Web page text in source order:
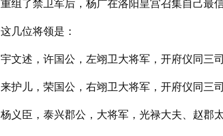
重组了禁卫军后，杨广在洛阳皇宫召集自己最
这几位将领是：
宇文述，许国公，左翊卫大将军，开府仪同三
来护儿，荣国公，右翊卫大将军，开府仪同三
杨义臣，泰兴郡公，大将军，光禄大夫、赵郡